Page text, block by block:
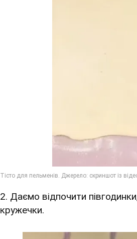
2. Даємо відпочити
кружечки.